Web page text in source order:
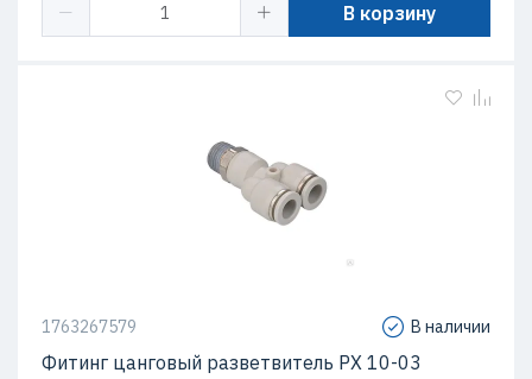
В корзину
1763267579 В наличии
Фитинг цанговый разветвитель PX 10-03